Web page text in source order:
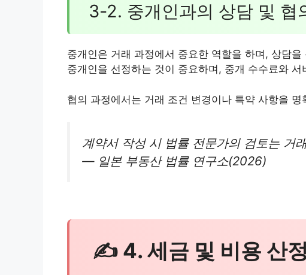
3-2. 중개인과의 상담 및 협
중개인은 거래 과정에서 중요한 역할을 하며, 상담
중개인을 선정하는 것이 중요하며, 중개 수수료와
협의 과정에서는 거래 조건 변경이나 특약 사항을
계약서 작성 시 법률 전문가의 검토는 거
— 일본 부동산 법률 연구소(2026)
✍ 4. 세금 및 비용 산정